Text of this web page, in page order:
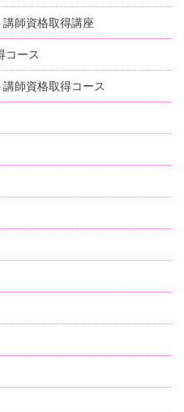
講師資格取得講座
コース
講師資格取得コース